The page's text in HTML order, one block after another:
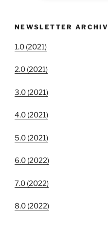
NEWSLETTER ARCHIV
1.0 (2021)
2.0 (2021)
3.0 (2021)
4.0 (2021)
5.0 (2021)
6.0 (2022)
7.0 (2022)
8.0 (2022)